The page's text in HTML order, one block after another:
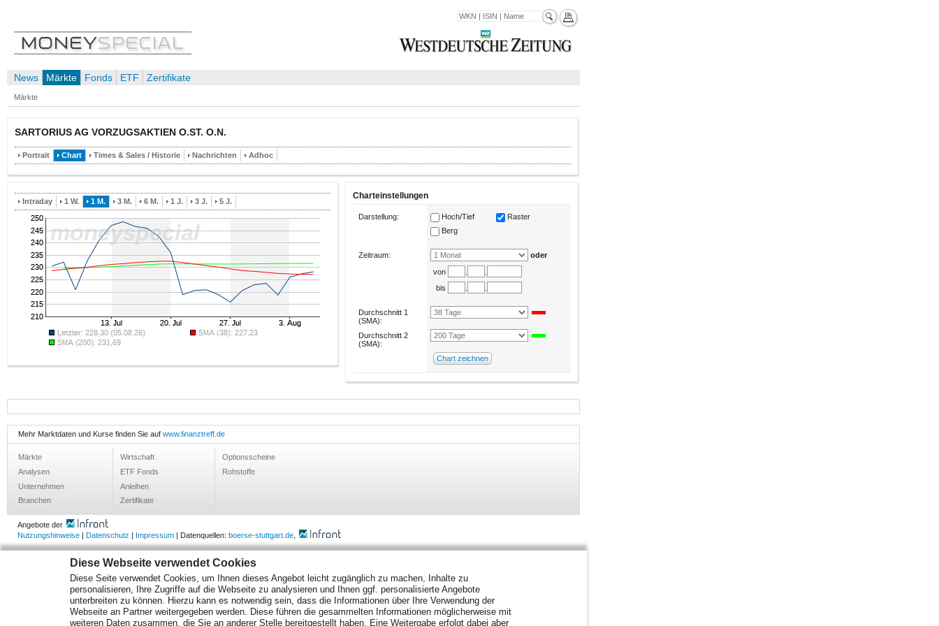
Diese Webseite verwendet Cookies
Diese Seite verwendet Cookies, um Ihnen dieses Angebot leicht zugänglich zu machen, Inhalte zu
personalisieren, Ihre Zugriffe auf die Webseite zu analysieren und Ihnen ggf. personalisierte Angebote
unterbreiten zu können. Hierzu kann es notwendig sein, dass die Informationen über Ihre Verwendung der
Webseite an Partner weitergegeben werden. Diese führen die gesammelten Informationen möglicherweise mit
weiteren Daten zusammen, die Sie an anderer Stelle bereitgestellt haben. Eine Weitergabe erfolgt dabei aber
News Märkte Fonds ETF Zertifikate
Märkte
SARTORIUS AG VORZUGSAKTIEN O.ST. O.N.
Portrait Chart Times & Sales / Historie Nachrichten Adhoc
Intraday 1 W. 1 M. 3 M. 6 M. 1 J. 3 J. 5 J.
Charteinstellungen
Darstellung: Hoch/Tief
Raster
Berg
Zeitraum:
oder
von
bis
Durchschnitt 1
(SMA):
Durchschnitt 2
(SMA):
Mehr Marktdaten und Kurse finden Sie auf www.finanztreff.de
Märkte
Analysen
Unternehmen
Branchen
Wirtschaft
ETF Fonds
Anleihen
Zertifikate
Optionsscheine
Rohstoffe
Angebote der
Nutzungshinweise | Datenschutz | Impressum | Datenquellen: boerse-stuttgart.de